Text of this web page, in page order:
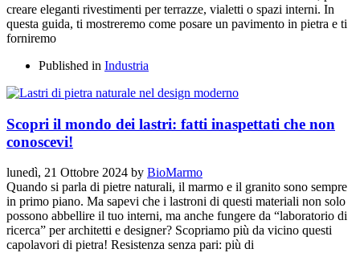
creare eleganti rivestimenti per terrazze, vialetti o spazi interni. In
questa guida, ti mostreremo come posare un pavimento in pietra e ti
forniremo
Published in Industria
Scopri il mondo dei lastri: fatti inaspettati che non
conoscevi!
lunedì, 21 Ottobre 2024 by BioMarmo
Quando si parla di pietre naturali, il marmo e il granito sono sempre
in primo piano. Ma sapevi che i lastroni di questi materiali non solo
possono abbellire il tuo interni, ma anche fungere da “laboratorio di
ricerca” per architetti e designer? Scopriamo più da vicino questi
capolavori di pietra! Resistenza senza pari: più di